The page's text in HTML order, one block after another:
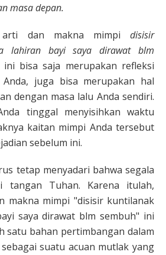
masa depan.
arti dan makna mimpi disisir
lahiran bayi saya dirawat blm
ini bisa saja merupakan refleksi
juga bisa merupakan hal
dengan masa lalu Anda sendiri.
tinggal menyisihkan waktu
kaitan mimpi Anda tersebut
sebelum ini.
tetap menyadari bahwa segala
tangan Tuhan. Karena itulah,
makna mimpi "disisir kuntilanak
saya dirawat blm sembuh" ini
satu bahan pertimbangan dalam
suatu acuan mutlak yang